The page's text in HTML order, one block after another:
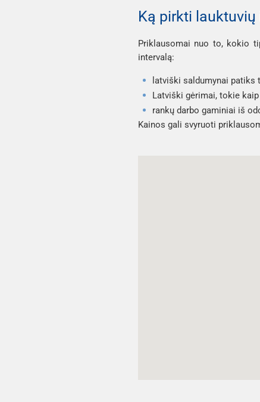
Ką pirkti
Priklausomai nuo to, kokio
intervalą:
latviški saldumynai patiks
Latviški gėrimai, tokie
rankų darbo gaminiai iš
Kainos gali svyruoti